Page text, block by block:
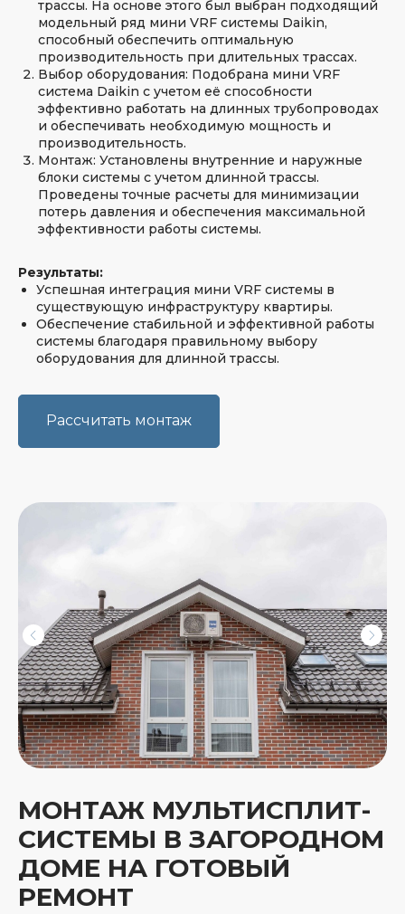
трассы. На основе этого был выбран подходящий
модельный ряд мини VRF системы Daikin,
способный обеспечить оптимальную
производительность при длительных трассах.
Выбор оборудования: Подобрана мини VRF
система Daikin с учетом её способности
эффективно работать на длинных трубопроводах
и обеспечивать необходимую мощность и
производительность.
Монтаж: Установлены внутренние и наружные
блоки системы с учетом длинной трассы.
Проведены точные расчеты для минимизации
потерь давления и обеспечения максимальной
эффективности работы системы.
Результаты:
Успешная интеграция мини VRF системы в
существующую инфраструктуру квартиры.
Обеспечение стабильной и эффективной работы
системы благодаря правильному выбору
оборудования для длинной трассы.
Рассчитать монтаж
МОНТАЖ МУЛЬТИСПЛИТ-
СИСТЕМЫ В ЗАГОРОДНОМ
ДОМЕ НА ГОТОВЫЙ
РЕМОНТ